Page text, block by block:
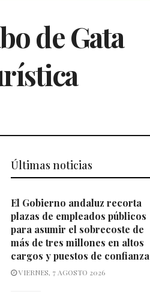
de Gata
Últimas noticias
El Gobierno andaluz recorta
plazas de empleados públicos
para asumir el sobrecoste de
más de tres millones en altos
cargos y puestos de confianza
VIERNES, 7 AGOSTO 2026